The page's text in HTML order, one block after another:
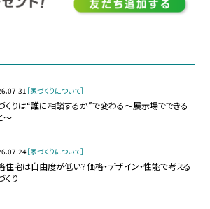
［家づくりについて］
くりは“誰に相談するか”で変わる～展示場でできる
～
［家づくりについて］
住宅は自由度が低い？価格・デザイン・性能で考える
くり